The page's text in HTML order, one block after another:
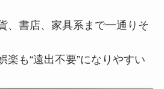
、書店、家具系まで一通りそ
楽も“遠出不要”になりやすい